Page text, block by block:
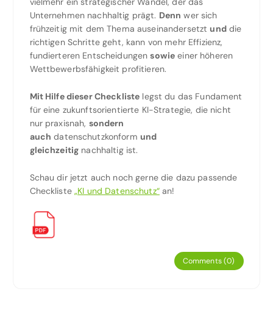
Unternehmen nachhaltig prägt. Denn wer sich
frühzeitig mit dem Thema auseinandersetzt unddie
richtigen Schritte geht, kann von mehr Effizienz,
fundierteren Entscheidungensowie einer höheren
Wettbewerbsfähigkeit profitieren.
Mit Hilfe dieser Checkliste legst du das Fundament
für eine zukunftsorientierte KI-Strategie, die nicht
nur praxisnah, sondern
auch datenschutzkonform und
gleichzeitig nachhaltig ist.
Schau dir jetzt auch noch gerne die dazu passende
Checkliste„KI und Datenschutz“an!
Comments (0)